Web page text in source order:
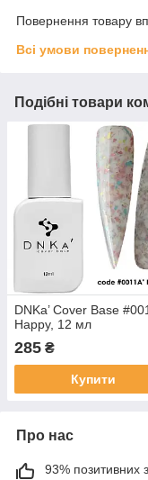
Повернення товару
Всі умови
Подібні товари
DNKa’ Cover Base
Happy, 12 мл
285 ₴
Купити
Про нас
93% позитивних з